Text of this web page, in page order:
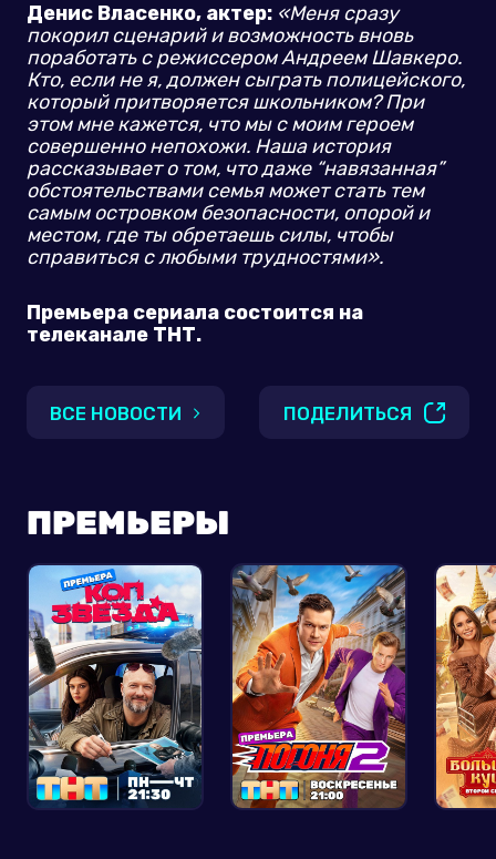
Денис Власенко, актер: «Меня сразу
покорил сценарий и возможность вновь
поработать с режиссером Андреем Шавкеро.
Кто, если не я, должен сыграть полицейского,
который притворяется школьником? При
этом мне кажется, что мы с моим героем
совершенно непохожи. Наша история
рассказывает о том, что даже “навязанная”
обстоятельствами семья может стать тем
самым островком безопасности, опорой и
местом, где ты обретаешь силы, чтобы
справиться с любыми трудностями».
Премьера сериала состоится на
телеканале ТНТ.
ВСЕ НОВОСТИ ПОДЕЛИТЬСЯ
ПРЕМЬЕРЫ